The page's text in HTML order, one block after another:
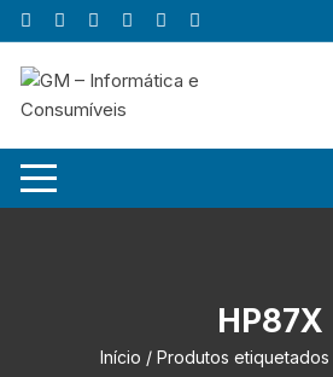
Skip
to
content
HP87X
Início / Produtos etiquetados